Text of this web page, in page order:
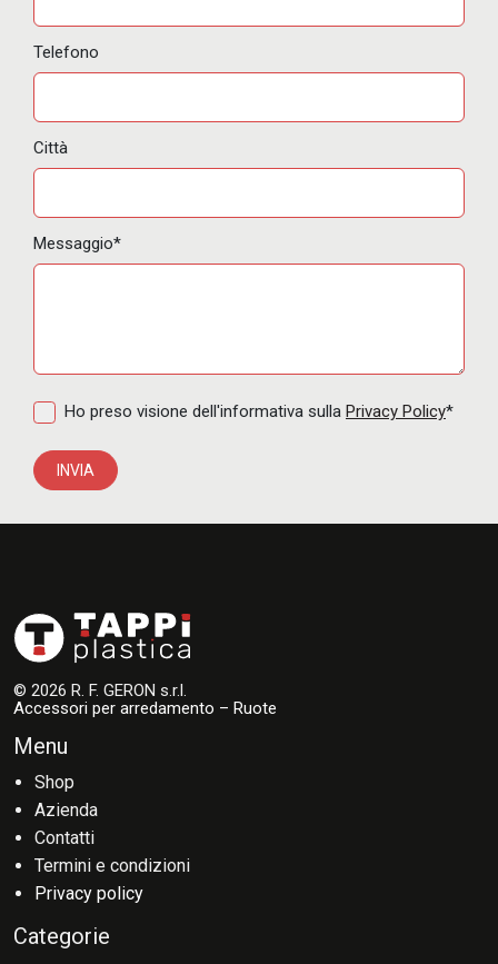
Telefono
Città
Messaggio*
Ho preso visione dell'informativa sulla Privacy Policy*
INVIA
© 2026 R. F. GERON s.r.l.
Accessori per arredamento – Ruote
Menu
Shop
Azienda
Contatti
Termini e condizioni
Privacy policy
Categorie